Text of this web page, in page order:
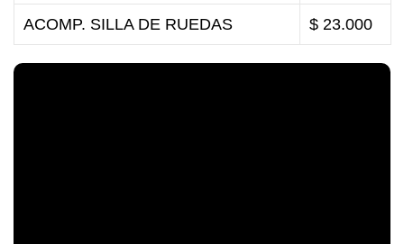
ACOMP. SILLA DE RUEDAS $ 23.000